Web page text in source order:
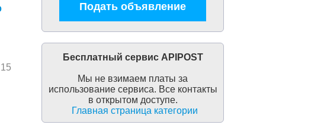
15
Подать объявление
Бесплатный сервис APIPOST
Мы не взимаем платы за
использование сервиса. Все контакты
в открытом доступе.
Главная страница категории